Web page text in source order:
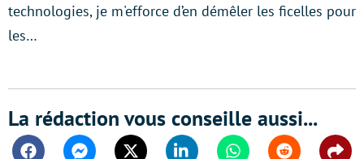
technologies, je m'efforce d’en démêler les ficelles pour
les…
La rédaction vous conseille aussi...